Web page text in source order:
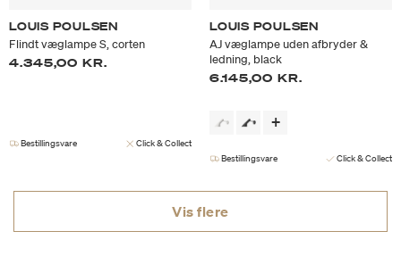
LOUIS POULSEN
Flindt væglampe S, corten
4.345,00 KR.
Bestillingsvare Click & Collect
LOUIS POULSEN
AJ væglampe uden afbryder &
ledning, black
6.145,00 KR.
Bestillingsvare Click & Collect
Vis flere